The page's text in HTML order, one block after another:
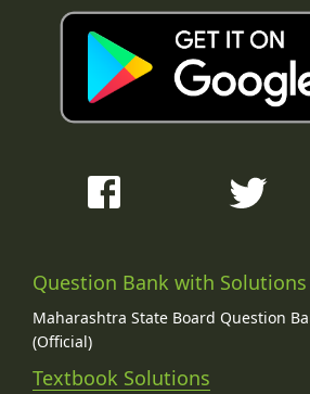
Question Bank with Solutions
Maharashtra State Board Question
(Official)
Textbook Solutions